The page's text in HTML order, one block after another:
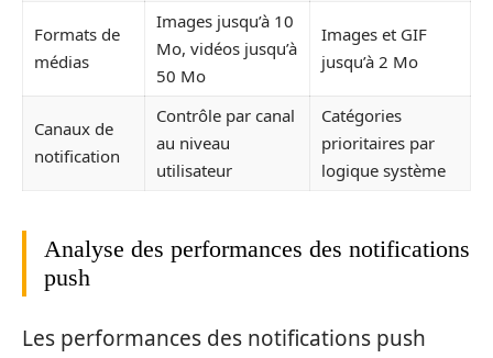
Formats de
médias
Images jusqu’à 10
Mo, vidéos jusqu’à
50 Mo
Images et GIF
jusqu’à 2 Mo
Canaux de
notification
Contrôle par canal
au niveau
utilisateur
Catégories
prioritaires par
logique système
Analyse des performances des notifications
push
Les performances des notifications push